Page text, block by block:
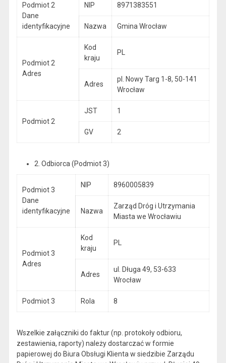
Podmiot 2
Dane
identyfikacyjne
NIP 8971383551
Nazwa Gmina Wrocław
Podmiot 2
Adres
Kod
kraju
PL
Adres
pl. Nowy Targ 1-8, 50-141
Wrocław
Podmiot 2
JST 1
GV 2
2. Odbiorca (Podmiot 3)
Podmiot 3
Dane
identyfikacyjne
NIP 8960005839
Nazwa
Zarząd Dróg i Utrzymania
Miasta we Wrocławiu
Podmiot 3
Adres
Kod
kraju
PL
Adres
ul. Długa 49, 53-633
Wrocław
Podmiot 3 Rola 8
Wszelkie załączniki do faktur (np. protokoły odbioru,
zestawienia, raporty) należy dostarczać w formie
papierowej do Biura Obsługi Klienta w siedzibie Zarządu